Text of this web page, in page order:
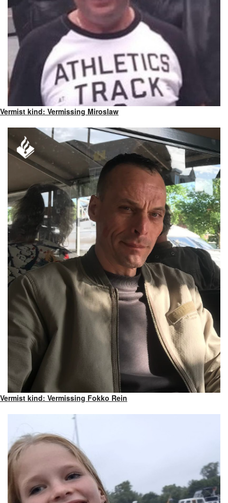
Vermist kind: Vermissing Miroslaw
Vermist kind: Vermissing Fokko Rein